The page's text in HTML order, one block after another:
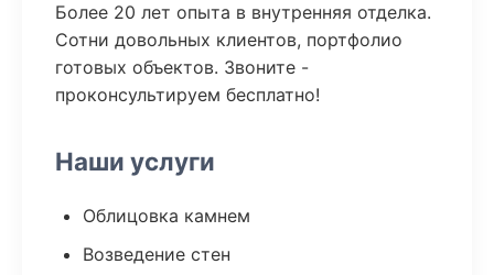
Более 20 лет опыта в внутренняя отделка.
Сотни довольных клиентов, портфолио
готовых объектов. Звоните -
проконсультируем бесплатно!
Наши услуги
Облицовка камнем
Возведение стен